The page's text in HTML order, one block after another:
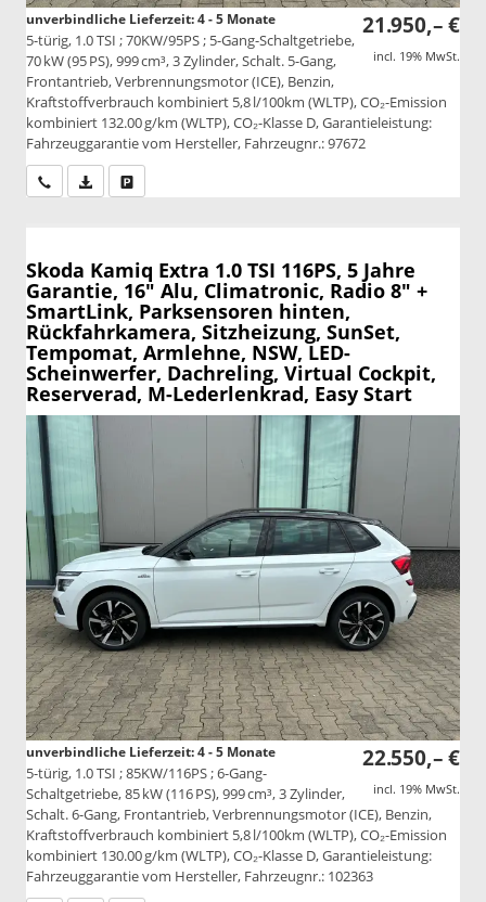
21.950,– €
incl. 19% MwSt.
unverbindliche Lieferzeit: 4 - 5 Monate
5-türig, 1.0 TSI ; 70KW/95PS ; 5-Gang-Schaltgetriebe,
70 kW (95 PS), 999 cm³, 3 Zylinder, Schalt. 5-Gang,
Frontantrieb, Verbrennungsmotor (ICE), Benzin,
Kraftstoffverbrauch kombiniert 5,8 l/100km (WLTP), CO₂-Emission
kombiniert 132.00 g/km (WLTP), CO₂-Klasse D, Garantieleistung:
Fahrzeuggarantie vom Hersteller, Fahrzeugnr.: 97672
Wir rufen Sie anPDF-Datei, Fahrzeugexposé drucken
Skoda Kamiq Extra 1.0 TSI 116PS, 5 Jahre
Garantie, 16" Alu, Climatronic, Radio 8" +
SmartLink, Parksensoren hinten,
Rückfahrkamera, Sitzheizung, SunSet,
Tempomat, Armlehne, NSW, LED-
Scheinwerfer, Dachreling, Virtual Cockpit,
Reserverad, M-Lederlenkrad, Easy Start
22.550,– €
incl. 19% MwSt.
unverbindliche Lieferzeit: 4 - 5 Monate
5-türig, 1.0 TSI ; 85KW/116PS ; 6-Gang-
Schaltgetriebe, 85 kW (116 PS), 999 cm³, 3 Zylinder,
Schalt. 6-Gang, Frontantrieb, Verbrennungsmotor (ICE), Benzin,
Kraftstoffverbrauch kombiniert 5,8 l/100km (WLTP), CO₂-Emission
kombiniert 130.00 g/km (WLTP), CO₂-Klasse D, Garantieleistung:
Fahrzeuggarantie vom Hersteller, Fahrzeugnr.: 102363